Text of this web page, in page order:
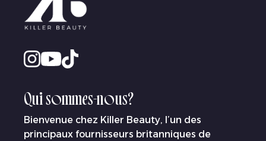
Qui sommes-nous?
Bienvenue chez Killer Beauty, l’un des
principaux fournisseurs britanniques de